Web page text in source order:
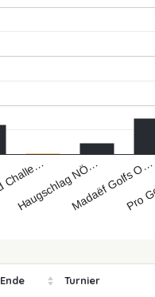
Haugschlag NÖ…Madaëf Golfs O…
Pro
Ende Turnier